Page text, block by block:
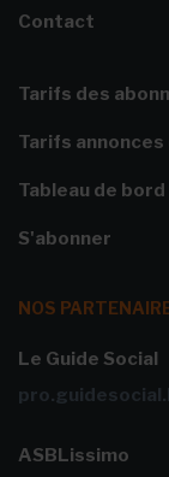
Contact
Tarifs des
Tarifs
Tableau de bord
S'abonner
NOS
Le Guide Social
ASBLissimo